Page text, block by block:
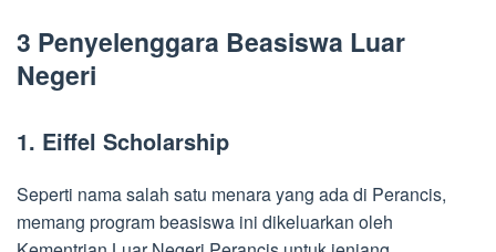
3 Penyelenggara Beasiswa Luar
Negeri
1. Eiffel Scholarship
Seperti nama salah satu menara yang ada di Perancis,
memang program beasiswa ini dikeluarkan oleh